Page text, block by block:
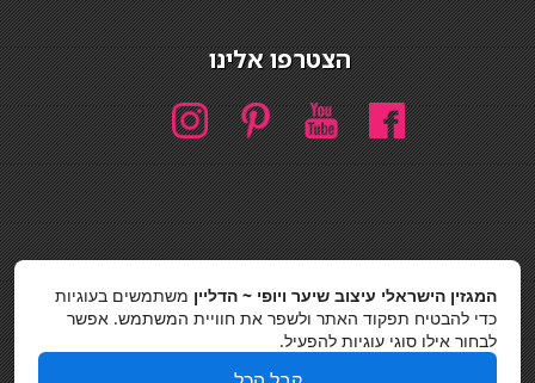
הצטרפו אלינו
חיפוש
חיפוש
כסאות בר
המגזין הישראלי עיצוב שיער ויופי ~ הדליין משתמשים בעוגיות
כדי להבטיח תפקוד האתר ולשפר את חוויית המשתמש. אפשר
לבחור אילו סוגי עוגיות להפעיל.